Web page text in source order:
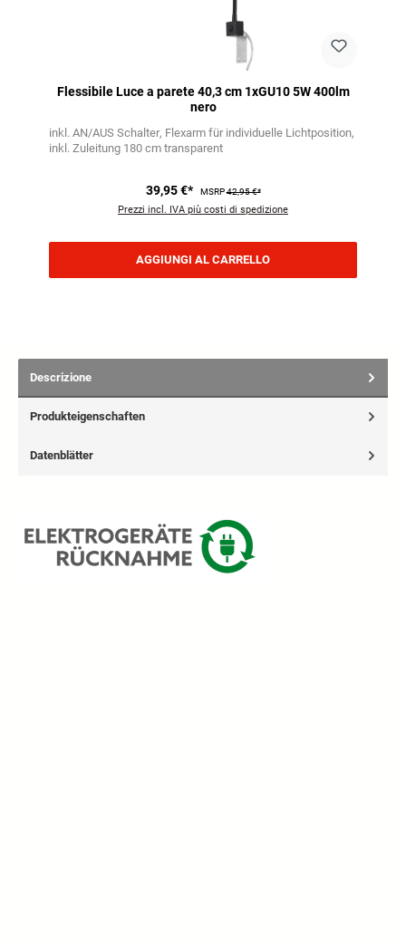
Flessibile Luce a parete 40,3 cm 1xGU10 5W 400lm
nero
inkl. AN/AUS Schalter Flexarm für individuelle Lichtposition
inkl. Zuleitung 180 cm transparent
39,95 €* MSRP42,95 €*
Prezzi incl. IVA più costi di spedizione
AGGIUNGI AL CARRELLO
Descrizione
Produkteigenschaften
Datenblätter